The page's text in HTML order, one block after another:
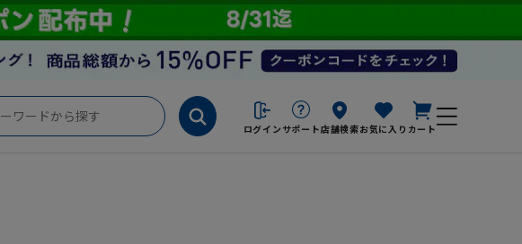
ログイン サポート店舗検索お気に入り カート